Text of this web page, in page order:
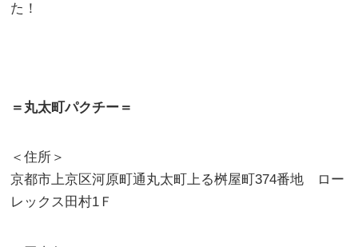
た！
＝丸太町パクチー＝
＜住所＞
京都市上京区河原町通丸太町上る桝屋町374番地 ロー
レックス田村1Ｆ